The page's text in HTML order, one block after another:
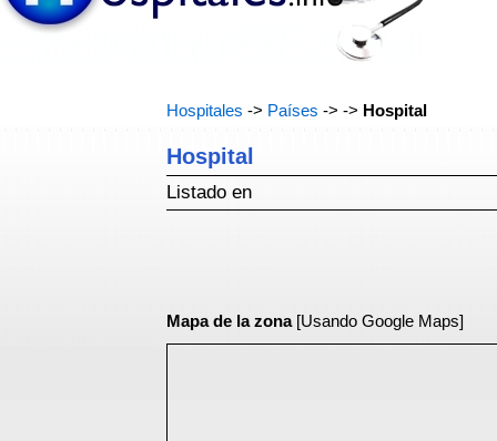
Hospitales -> Países -> -> Hospital
Hospital
Listado en
Mapa de la zona[Usando Google Maps]